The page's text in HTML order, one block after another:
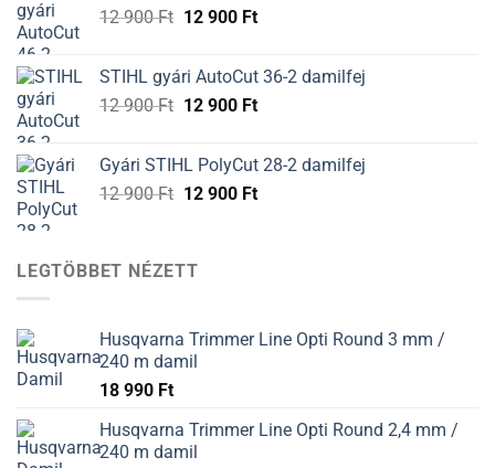
12 900Ft Original
12
900 Ft.
12 900 FtCurrent
12
900 Ft.
STIHL gyári AutoCut 36-2 damilfej
12 900Ft Original
12
900 Ft.
12 900 FtCurrent
12
900 Ft.
Gyári STIHL PolyCut 28-2 damilfej
12 900Ft Original
12
12 900 FtCurrent
LEGTÖBBET NÉZETT
Husqvarna Trimmer Line Opti Round 3 mm /
240 m damil
18 990 Ft
Husqvarna Trimmer Line Opti Round 2,4 mm /
240 m damil